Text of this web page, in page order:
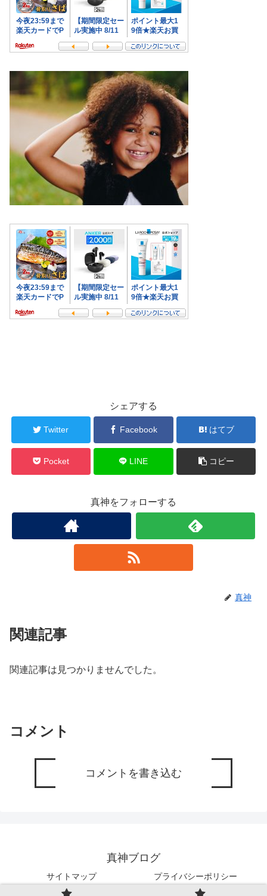
シェアする
Twitter Facebook はてブ
Pocket LINE コピー
真神をフォローする
真神
関連記事
関連記事は見つかりませんでした。
コメント
コメントを書き込む
真神ブログ
サイトマップ プライバシーポリシー